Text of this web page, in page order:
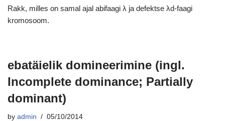
Rakk, milles on samal ajal abifaagi λ ja defektse λd-faagi
kromosoom.
ebatäielik domineerimine (ingl.
Incomplete dominance; Partially
dominant)
by admin 05/10/2014